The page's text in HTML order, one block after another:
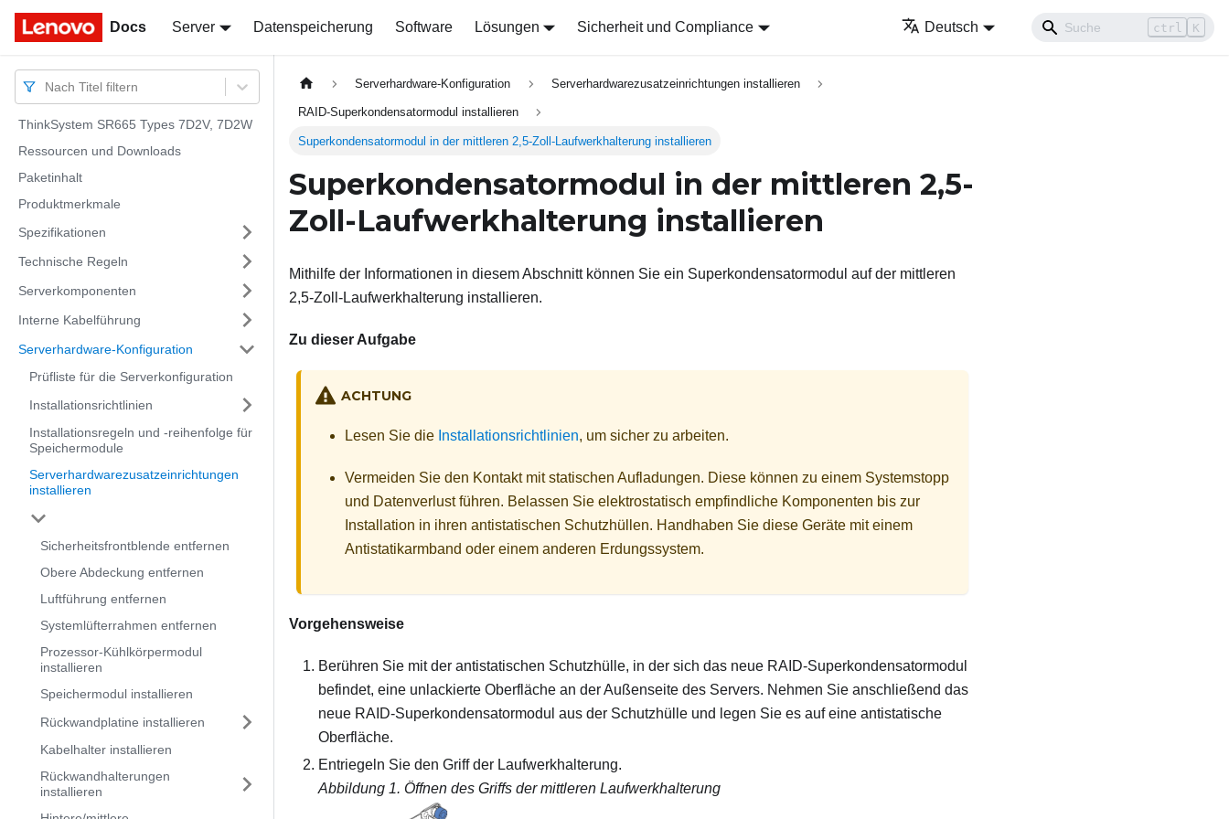
Docs Server Datenspeicherung Software Lösungen Sicherheit und Compliance Deutsch ctrl K
Docs
Nach Titel filtern
ThinkSystem SR665 Types 7D2V, 7D2W
Ressourcen und Downloads
Paketinhalt
Produktmerkmale
Spezifikationen
Technische Regeln
Serverkomponenten
Interne Kabelführung
Serverhardware-Konfiguration
Prüfliste für die Serverkonfiguration
Installationsrichtlinien
Installationsregeln und ‑reihenfolge für
Speichermodule
Serverhardwarezusatzeinrichtungen
installieren
Sicherheitsfrontblende entfernen
Obere Abdeckung entfernen
Luftführung entfernen
Systemlüfterrahmen entfernen
Prozessor-Kühlkörpermodul
installieren
Speichermodul installieren
Rückwandplatine installieren
Kabelhalter installieren
Rückwandhalterungen
installieren
Serverhardware-Konfiguration Serverhardwarezusatzeinrichtungen installieren
RAID-Superkondensatormodul installieren
Superkondensatormodul in der mittleren 2,5-Zoll-Laufwerkhalterung installieren
Superkondensatormodul in der mittleren 2,5-
Zoll-Laufwerkhalterung installieren
Mithilfe der Informationen in diesem Abschnitt können Sie ein Superkondensatormodul auf der mittleren
2,5-Zoll-Laufwerkhalterung installieren.
Zu dieser Aufgabe
ACHTUNG
Lesen Sie die Installationsrichtlinien, um sicher zu arbeiten.
Vermeiden Sie den Kontakt mit statischen Aufladungen. Diese können zu einem Systemstopp
und Datenverlust führen. Belassen Sie elektrostatisch empfindliche Komponenten bis zur
Installation in ihren antistatischen Schutzhüllen. Handhaben Sie diese Geräte mit einem
Antistatikarmband oder einem anderen Erdungssystem.
Vorgehensweise
Berühren Sie mit der antistatischen Schutzhülle, in der sich das neue RAID-Superkondensatormodul
befindet, eine unlackierte Oberfläche an der Außenseite des Servers. Nehmen Sie anschließend das
neue RAID-Superkondensatormodul aus der Schutzhülle und legen Sie es auf eine antistatische
Oberfläche.
Entriegeln Sie den Griff der Laufwerkhalterung.
Abbildung 1. Öffnen des Griffs der mittleren Laufwerkhalterung